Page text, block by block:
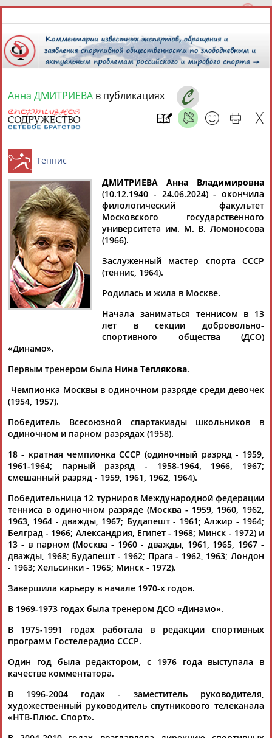
10 августа 2026 года,
СПОРТСМЕНЫ, ТРЕНЕРЫ И СПЕЦИАЛИСТЫ
Найдено: 13181персон Расширенный поиск
Аслаудин
АБАЕВ
Елена
АБАИМОВА
Мария
АБАКУМОВА
АБАЛАКИНА
Тамилла
АБАСОВА
Рамазан
АБАЧАРАЕВ
Ростом
АБАШИДЗЕ
Флюра
АББАТЕ-
БУЛАТОВА
Акжана
Артур
Каримжан
АБДРАХМАНОВ
Аделя
АБДРАХМАНОВА
Андрей
АБДУВАЛИЕВ
Герман
Рамазан
АБДУЛАЕВ
Тагир
АБДУЛАЕВ
Камиль
Загалав
Анна ДМИТРИЕВА в публикациях
Теннис
ДМИТРИЕВА Анна Владимировна
(10.12.1940 - 24.06.2024) - окончила
филологический факультет
Московского государственного
университета им. М. В. Ломоносова
(1966).
Заслуженный мастер спорта СССР
(теннис, 1964).
Родилась и жила в Москве.
Начала заниматься теннисом в 13
лет в секции добровольно-
спортивного общества (ДСО)
«Динамо».
Первым тренером была Нина Теплякова.
Чемпионка Москвы в одиночном разряде среди девочек
(1954, 1957).
Победитель Всесоюзной спартакиады школьников в
одиночном и парном разрядах (1958).
18 - кратная чемпионка СССР (одиночный разряд - 1959,
1961-1964; парный разряд - 1958-1964, 1966, 1967;
смешанный разряд - 1959, 1961, 1962, 1964).
Победительница 12 турниров Международной федерации
тенниса в одиночном разряде (Москва - 1959, 1960, 1962,
1963, 1964 - дважды, 1967; Будапешт - 1961; Алжир - 1964;
Белград - 1966; Александрия, Египет - 1968; Минск - 1972) и
13 - в парном (Москва - 1960 - дважды, 1961, 1965, 1967 -
дважды, 1968; Будапешт - 1962; Прага - 1962, 1963; Лондон
- 1963; Хельсинки - 1965; Минск - 1972).
Завершила карьеру в начале 1970-х годов.
В 1969-1973 годах была тренером ДСО «Динамо».
В 1975-1991 годах работала в редакции спортивных
программ Гостелерадио СССР.
Один год была редактором, с 1976 года выступала в
качестве комментатора.
В 1996-2004 годах - заместитель руководителя,
художественный руководитель спутникового телеканала
«НТВ-Плюс. Спорт».